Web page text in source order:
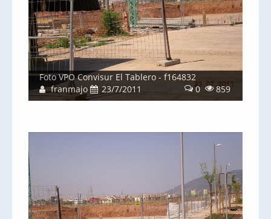
Foto VPO Convisur El Tablero - f164832
franmajo
23/7/2011 0 859